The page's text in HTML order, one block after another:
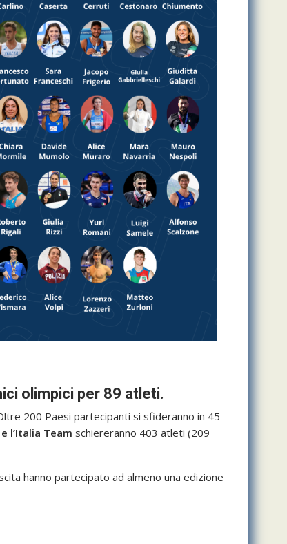
olimpici per 89 atleti.
200 Paesi partecipanti si sfideranno in 45
e l’Italia Team schiereranno 403 atleti (209
hanno partecipato ad almeno una edizione